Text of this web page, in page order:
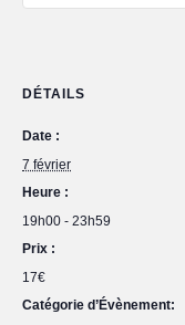
DÉTAILS
Date :
7 février
Heure :
19h00 - 23h59
Prix :
17€
Catégorie d’Évènement: